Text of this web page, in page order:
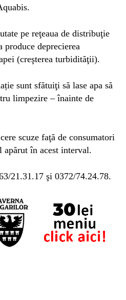
pe reţeaua de distribuţie
produce deprecierea
(creşterea turbidităţii).
sunt sfătuiţi să lase apa să
limpezire – înainte de
scuze faţă de consumatori
apărut în acest interval.
21.31.17 şi 0372/74.24.78.